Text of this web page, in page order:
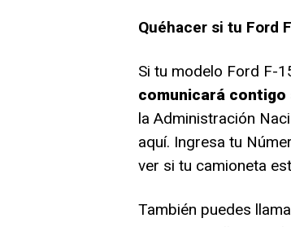
Quéhacer si tu Ford
Si tu modelo Ford F-
comunicará contigo
la Administración
aquí. Ingresa tu
ver si tu camioneta
También puedes